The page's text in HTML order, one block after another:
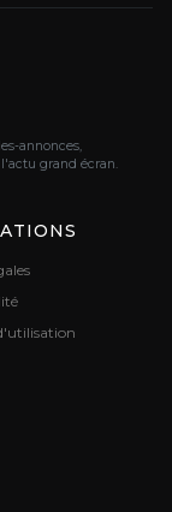
annonces,
grand écran.